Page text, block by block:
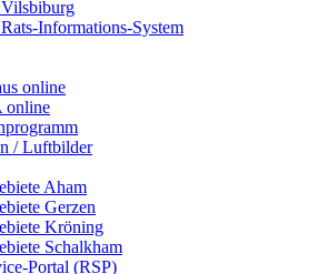
Vilsbiburg
Informations-System
online
online
/ Luftbilder
Aham
Gerzen
Kröning
Schalkham
Portal (RSP)